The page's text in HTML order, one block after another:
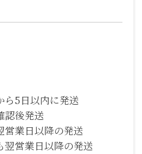
5日以内に発送
認後発送
業日以降の発送
営業日以降の発送